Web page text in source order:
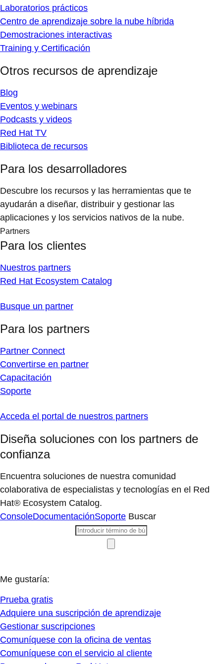
Laboratorios prácticos
Centro de aprendizaje sobre la nube híbrida
Demostraciones interactivas
Training y Certificación
Otros recursos de aprendizaje
Blog
Eventos y webinars
Podcasts y videos
Red Hat TV
Biblioteca de recursos
Para los desarrolladores
Descubre los recursos y las herramientas que te
ayudarán a diseñar, distribuir y gestionar las
aplicaciones y los servicios nativos de la nube.
Partners
Para los clientes
Nuestros partners
Red Hat Ecosystem Catalog
Busque un partner
Para los partners
Partner Connect
Convertirse en partner
Capacitación
Soporte
Acceda el portal de nuestros partners
Diseña soluciones con los partners de
confianza
Encuentra soluciones de nuestra comunidad
colaborativa de especialistas y tecnologías en el Red
Hat® Ecosystem Catalog.
ConsoleDocumentaciónSoporte Buscar
Me gustaría:
Prueba gratis
Adquiere una suscripción de aprendizaje
Gestionar suscripciones
Comuníquese con la oficina de ventas
Comuníquese con el servicio al cliente